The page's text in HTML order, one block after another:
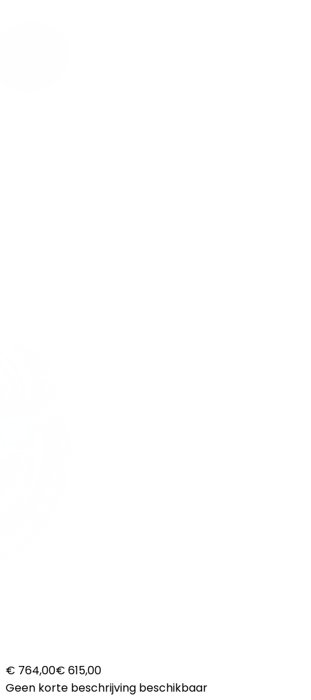
€ 764,00€ 615,00
Geen korte beschrijving beschikbaar